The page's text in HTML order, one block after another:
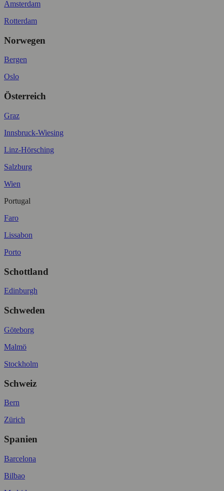
Amsterdam
Rotterdam
Norwegen
Bergen
Oslo
Österreich
Graz
Innsbruck-Wiesing
Linz-Hörsching
Salzburg
Wien
Portugal
Faro
Lissabon
Porto
Schottland
Edinburgh
Schweden
Göteborg
Malmö
Stockholm
Schweiz
Bern
Zürich
Spanien
Barcelona
Bilbao